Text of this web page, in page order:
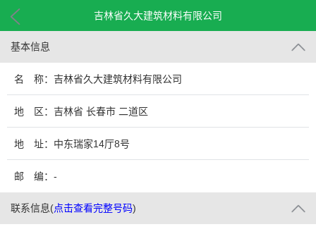
吉林省久大建筑材料有限公司
基本信息
名 称：吉林省久大建筑材料有限公司
地 区：吉林省 长春市 二道区
地 址：中东瑞家14厅8号
邮 编：-
联系信息(点击查看完整号码)